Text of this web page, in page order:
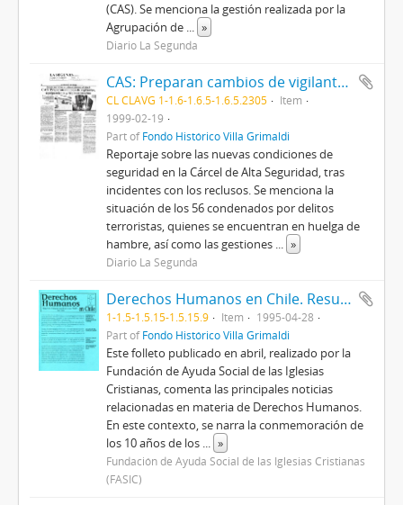
(CAS). Se menciona la gestión realizada por la
Agrupación de ... »
Diario La Segunda
CAS: Preparan cambios de vigilantes, equipamiento y régimen interno
CL CLAVG 1-1.6-1.6.5-1.6.5.2305
Item
1999-02-19
Part ofFondo Histórico Villa Grimaldi
Reportaje sobre las nuevas condiciones de
seguridad en la Cárcel de Alta Seguridad, tras
incidentes con los reclusos. Se menciona la
situación de los 56 condenados por delitos
terroristas, quienes se encuentran en huelga de
hambre, así como las gestiones ... »
Diario La Segunda
Derechos Humanos en Chile. Resumen mensual publicado por FASIC. Abril 1995.
1-1.5-1.5.15-1.5.15.9 Item
1995-04-28
Part ofFondo Histórico Villa Grimaldi
Este folleto publicado en abril, realizado por la
Fundación de Ayuda Social de las Iglesias
Cristianas, comenta las principales noticias
relacionadas en materia de Derechos Humanos.
En este contexto, se narra la conmemoración de
los 10 años de los ... »
Fundación de Ayuda Social de las Iglesias Cristianas
(FASIC)